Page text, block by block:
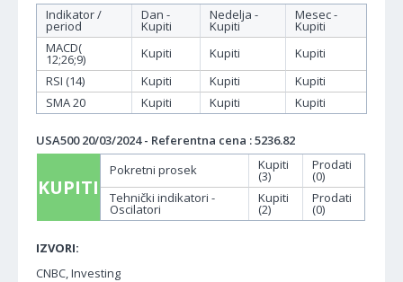
Indikator /
period
Dan -
Kupiti
Nedelja -
Kupiti
Mesec -
Kupiti
MACD(
12;26;9) Kupiti Kupiti
Kupiti
RSI (14)
Kupiti Kupiti
Kupiti
SMA 20
Kupiti Kupiti Kupiti
USA500 20/03/2024 - Referentna cena : 5236.82
KUPITI
Pokretni prosek Kupiti
(3)
Prodati
(0)
Tehnički indikatori -
Oscilatori
Kupiti
(2)
Prodati
(0)
IZVORI:
CNBC, Investing